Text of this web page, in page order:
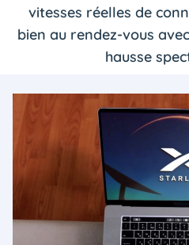
vitesses réelles de
bien au rendez-vous
hausse